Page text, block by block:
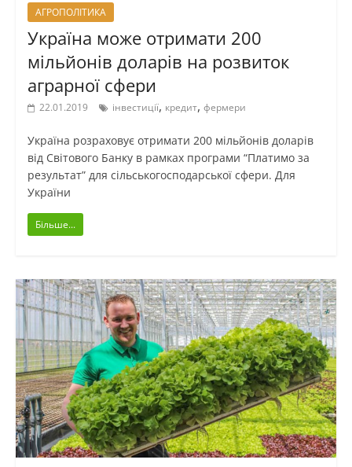
АГРОПОЛІТИКА
Україна може отримати 200
мільйонів доларів на розвиток
аграрної сфери
22.01.2019 інвестиції, кредит, фермери
Україна розраховує отримати 200 мільйонів доларів
від Світового Банку в рамках програми “Платимо за
результат” для сільськогосподарської сфери. Для
України
Більше...